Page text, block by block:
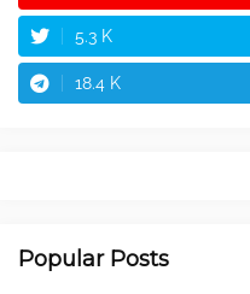
5.3 K
18.4 K
Popular Posts